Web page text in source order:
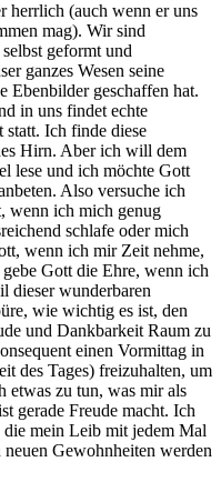
herrlich (auch wenn er uns
mag). Wir sind
geformt und
ganzes Wesen seine
Ebenbilder geschaffen hat.
in uns findet echte
Ich finde diese
Hirn. Aber ich will dem
lese und ich möchte Gott
Also versuche ich
wenn ich mich genug
schlafe oder mich
wenn ich mir Zeit nehme,
Gott die Ehre, wenn ich
dieser wunderbaren
wie wichtig es ist, den
und Dankbarkeit Raum zu
einen Vormittag in
des Tages) freizuhalten, um
etwas zu tun, was mir als
gerade Freude macht. Ich
die mein Leib mit jedem Mal
Gewohnheiten werden